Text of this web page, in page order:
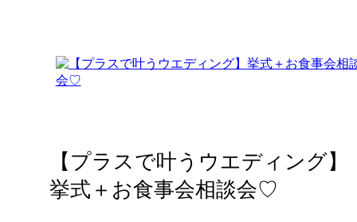
【プラスで叶うウエディング】
挙式＋お食事会相談会♡